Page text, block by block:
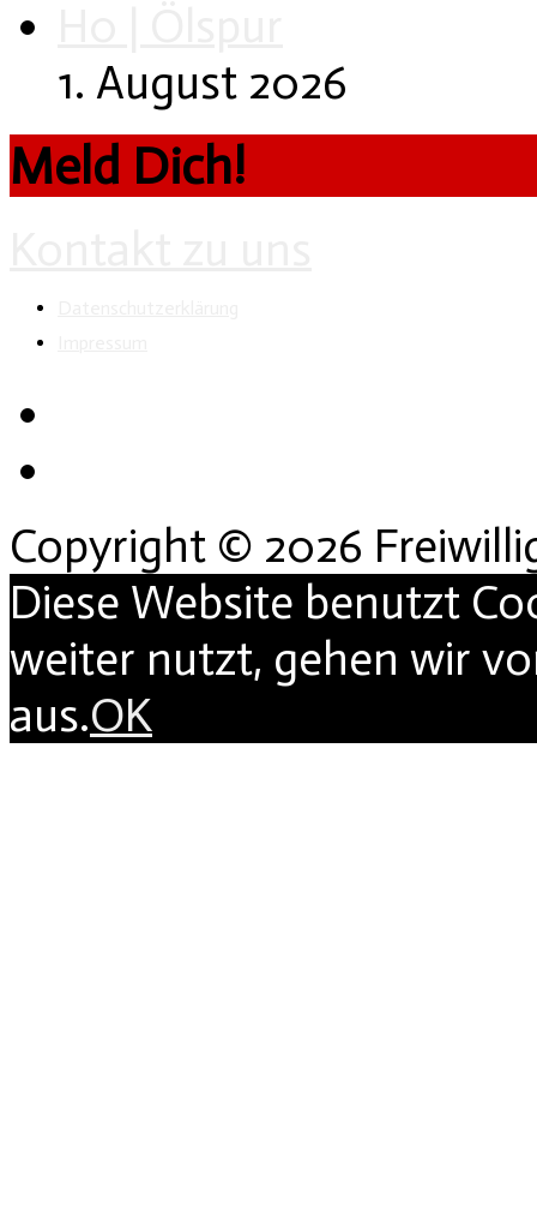
1. August 2026
Meld Dich!
Copyright © 2026
Diese Website benutzt
weiter nutzt, gehen wir
aus.OK